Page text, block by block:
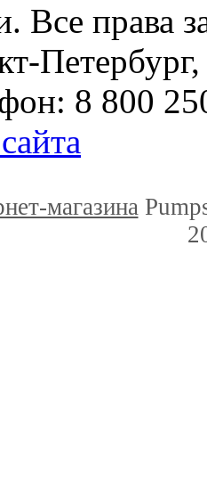
Все права
8 800
магазина